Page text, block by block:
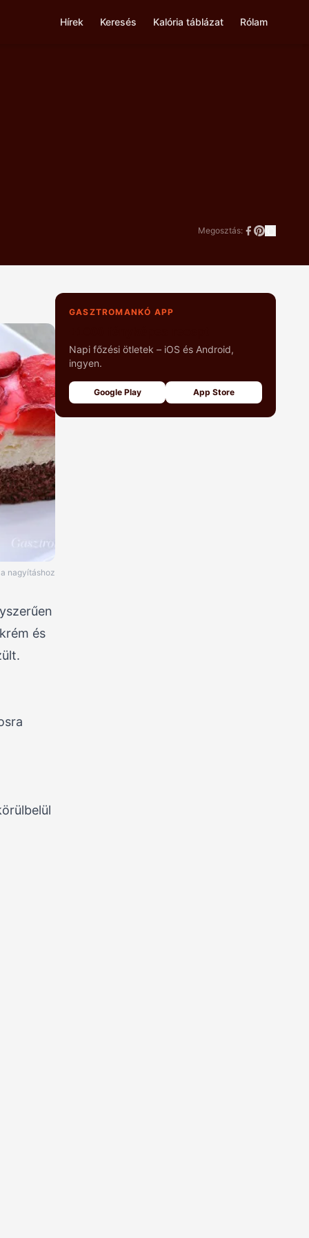
Hírek Keresés Kalória táblázat Rólam
Megosztás:
nagyításhoz
és
GASZTROMANKÓ APP
Napi főzési ötletek – iOS és Android,
ingyen.
Google Play App Store